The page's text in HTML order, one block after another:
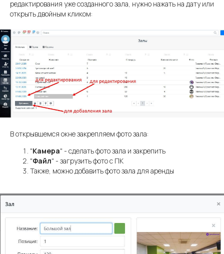
редактирования уже созданного зала, нужно нажать на дату или
открыть двойным кликом:
В открывшемся окне закрепляем фото зала:
"Камера" - сделать фото зала и закрепить
"Файл" - загрузить фото с ПК
Также, можно добавить фото зала для аренды